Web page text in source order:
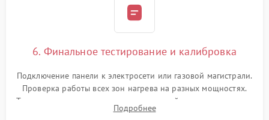
6. Финальное тестирование и калибровка
Подключение панели к электросети или газовой магистрали.
Проверка работы всех зон нагрева на разных мощностях.
Тестирование сенсорного управления, таймера, индикаторов
остаточного тепла и систем защиты от перегрева.
Подробнее